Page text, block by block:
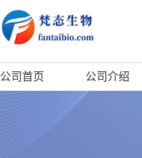
公司首页 公司介绍